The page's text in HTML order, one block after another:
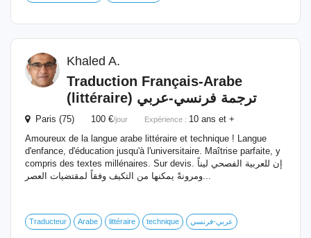
Khaled A.
Traduction Français-Arabe
(littéraire) ترجمة فرنسي-عربي
Paris (75) 100 €/jour Expérience : 10 ans et +
Amoureux de la langue arabe littéraire et technique ! Langue
d'enfance, d'éducation jusqu'à l'universitaire. Maîtrise parfaite, y
compris des textes millénaires. Sur devis. إن للعربية الفصحي ليناً
ومرونةً يمكنها من التكيف وفقاً لمقتضيات العصر...
Traducteur Arabe littéraire technique عربي-فرنسي